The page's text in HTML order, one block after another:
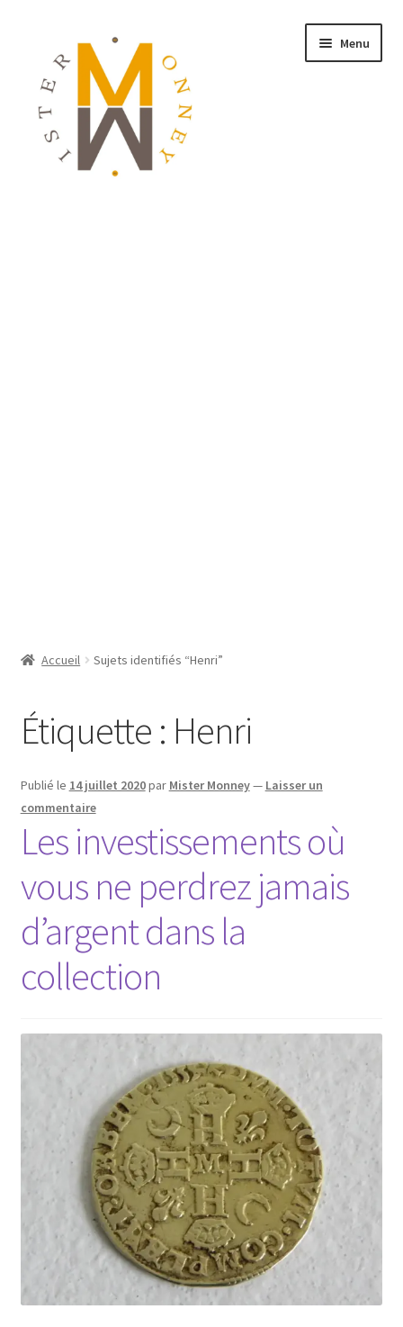
Menu
Accueil Sujets identifiés “Henri”
Étiquette : Henri
Publié le 14 juillet 2020par Mister Monney— Laisser un
commentaire
Les investissements où
vous ne perdrez jamais
d’argent dans la
collection